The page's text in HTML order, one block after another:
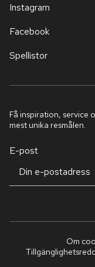
Instagram
Facebook
Spellistor
Få inspiration, service
mest unika resmålen.
E-post
Om